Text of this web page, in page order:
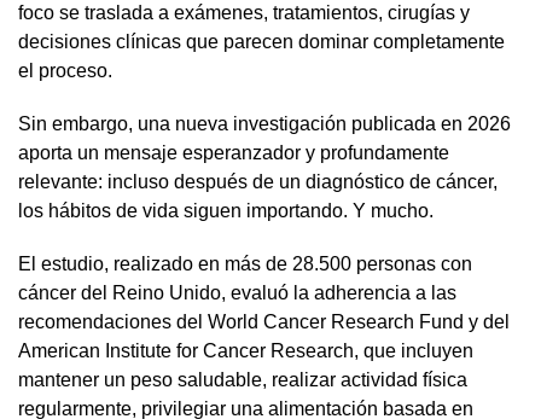
foco se traslada a exámenes, tratamientos, cirugías y
decisiones clínicas que parecen dominar completamente
el proceso.
Sin embargo, una nueva investigación publicada en 2026
aporta un mensaje esperanzador y profundamente
relevante: incluso después de un diagnóstico de cáncer,
los hábitos de vida siguen importando. Y mucho.
El estudio, realizado en más de 28.500 personas con
cáncer del Reino Unido, evaluó la adherencia a las
recomendaciones del World Cancer Research Fund y del
American Institute for Cancer Research, que incluyen
mantener un peso saludable, realizar actividad física
regularmente, privilegiar una alimentación basada en